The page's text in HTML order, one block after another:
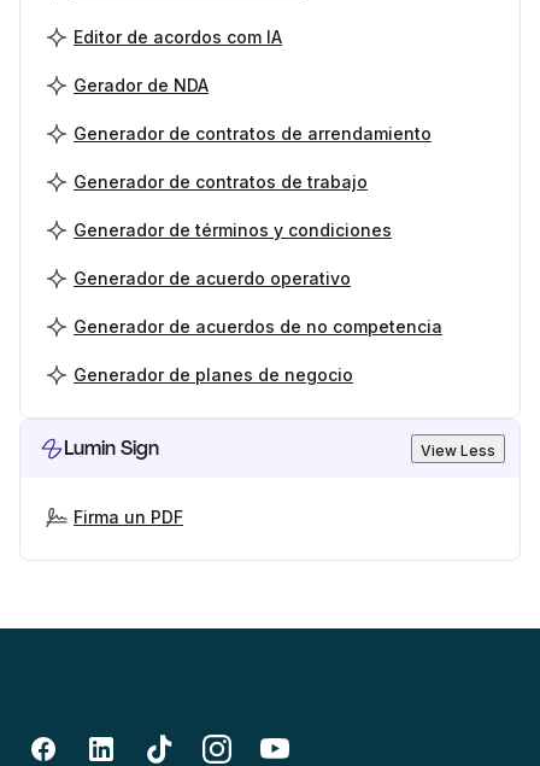
Editor de acordos com IA
Gerador de NDA
Generador de contratos de arrendamiento
Generador de contratos de trabajo
Generador de términos y condiciones
Generador de acuerdo operativo
Generador de acuerdos de no competencia
Generador de planes de negocio
Lumin Sign View Less
Firma un PDF